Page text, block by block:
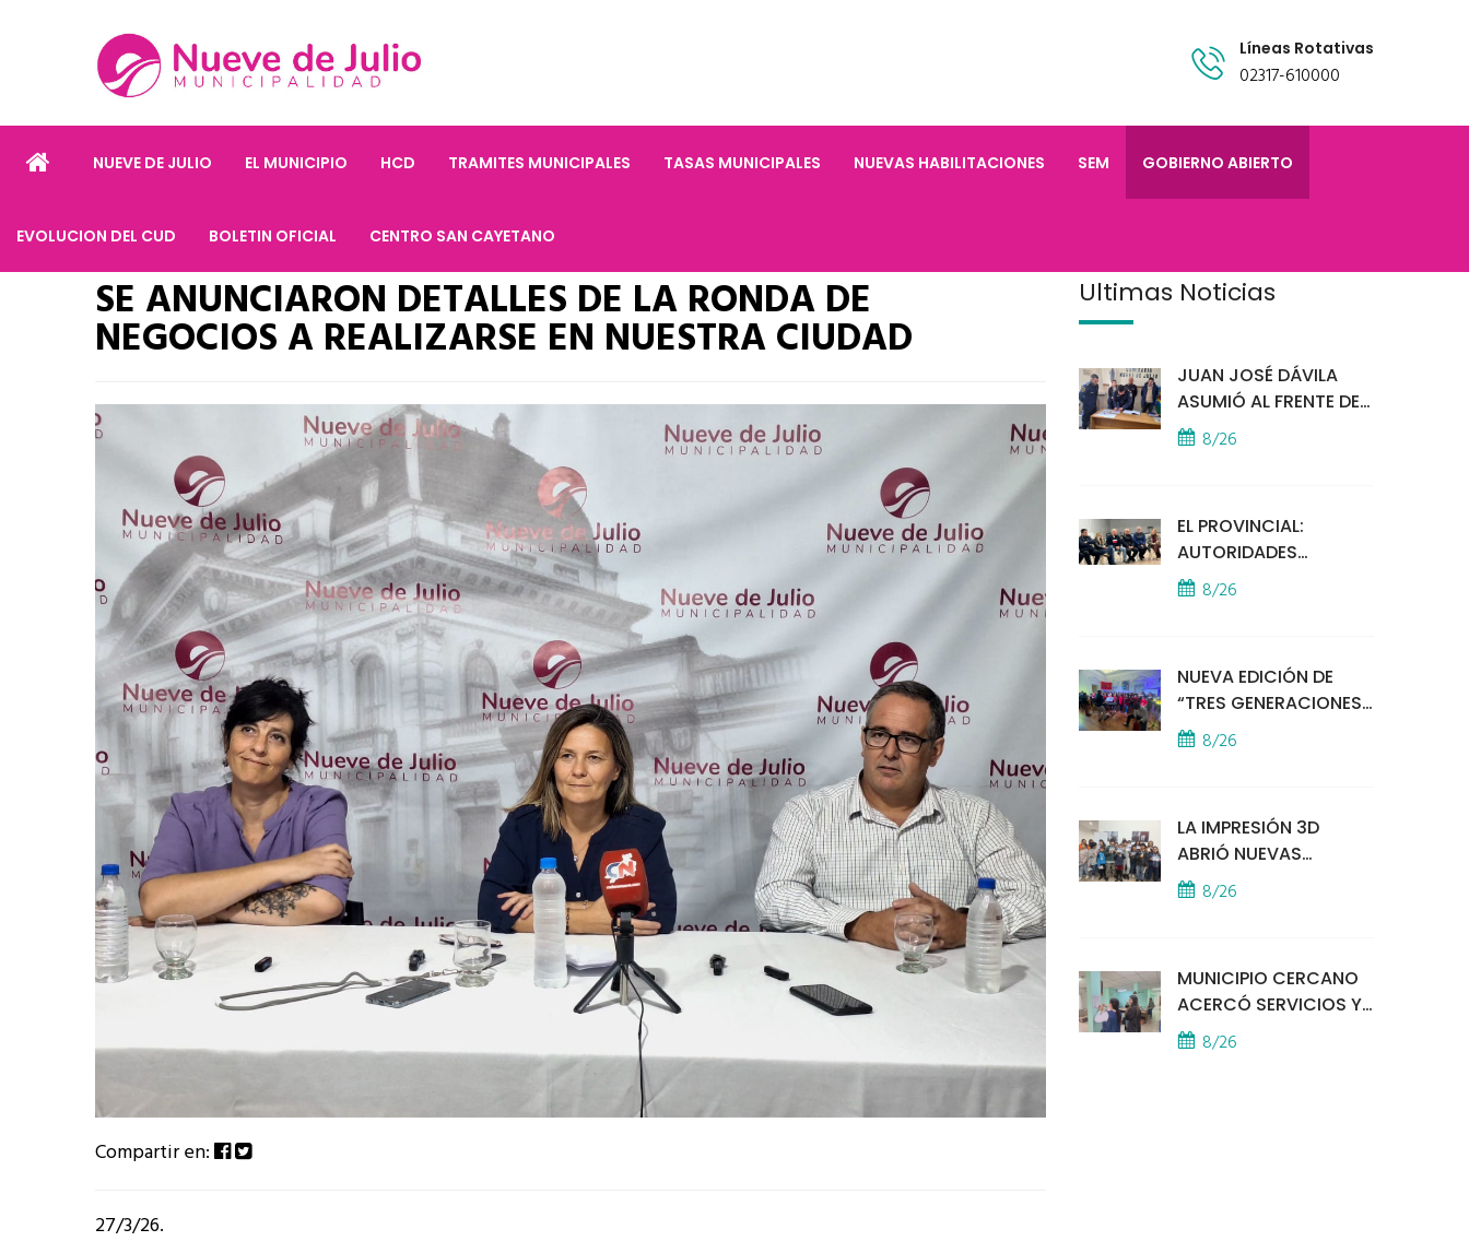
Líneas Rotativas
02317-610000
NUEVE DE JULIO EL MUNICIPIO HCD TRAMITES MUNICIPALES TASAS MUNICIPALES NUEVAS HABILITACIONES SEM GOBIERNO ABIERTO
EVOLUCION DEL CUD BOLETIN OFICIAL CENTRO SAN CAYETANO
SE ANUNCIARON DETALLES DE LA RONDA DE
NEGOCIOS A REALIZARSE EN NUESTRA CIUDAD
Compartir en:
27/3/26.
Últimas Noticias
JUAN JOSÉ DÁVILA
ASUMIÓ AL FRENTE DE
LA POLICÍA COMUNAL
8/26
EL PROVINCIAL:
AUTORIDADES
MUNICIPALES
MANTUVIERON UN
SEGURIDAD
8/26
NUEVA EDICIÓN DE
“TRES GENERACIONES
CANTAN”
8/26
LA IMPRESIÓN 3D
ABRIÓ NUEVAS
PUERTAS AL
APRENDIZAJE Y LA
8/26
MUNICIPIO CERCANO
ACERCÓ SERVICIOS Y
ATENCIÓN A LOS
VECINOS EL
8/26